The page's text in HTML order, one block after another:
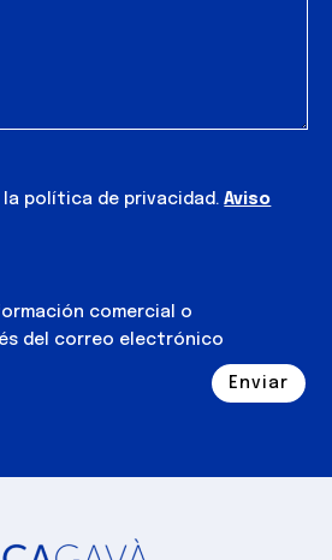
la política de privacidad.Aviso
comercial o
del correo electrónico
Enviar